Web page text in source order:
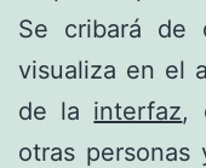
Se cribará de
visualiza en el
de la interfaz,
otras